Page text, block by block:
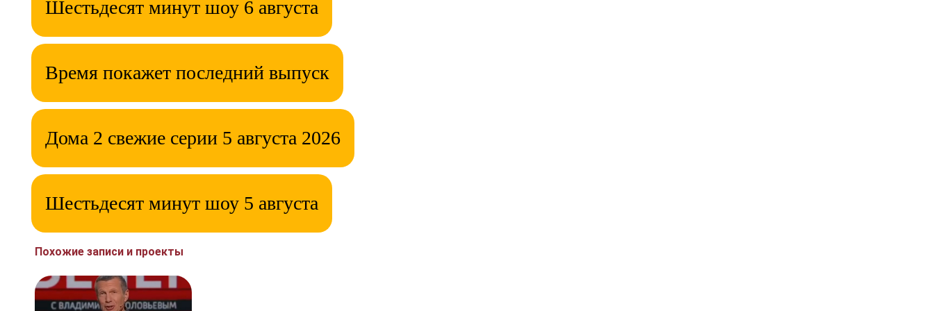
Шестьдесят минут шоу 6 августа
Время покажет последний выпуск
Дома 2 свежие серии 5 августа 2026
Шестьдесят минут шоу 5 августа
Похожие записи и проекты